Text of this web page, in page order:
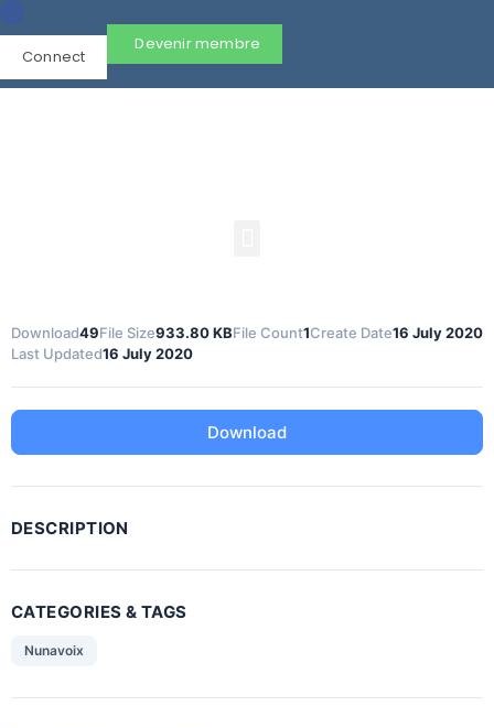
Connect
Devenir membre
Download49File Size933.80 KBFile Count1Create Date16 July 2020
Last Updated16 July 2020
Download
DESCRIPTION
CATEGORIES & TAGS
Nunavoix